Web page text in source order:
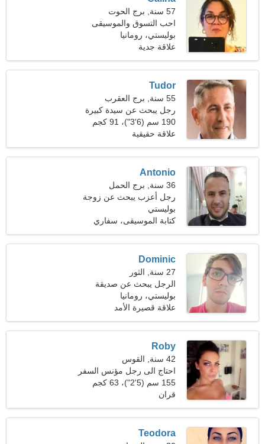
57 سنة, برج الحوت
احب التسوق والموسيقى
بوليستي، رومانيا
علاقة جدية
Tudor
55 سنة, برج العقرب
رجل يبحث عن سيدة كبيرة
45-50
190 سم (6'3")، 91 كجم
(200 رطل)
علاقة حقيقية
Antonio
36 سنة, برج الحمل
رجل أعزب يبحث عن زوجة
بوليستي
كتابة الموسيقى، سفاري
Dominic
27 سنة, الثور
الرجل يبحث عن صديقة
بوليستي، رومانيا
علاقة قصيرة الأمد
Roby
42 سنة, القوس
احتاج الى رجل مؤنس السفر
معا
155 سم (5'2")، 63 كجم
(138 رطلا)
قران
Teodora